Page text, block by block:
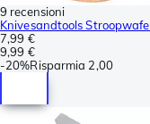
9 recensioni
Knivesandtools
7,99 €
9,99 €
-20%Risparmia 2,00